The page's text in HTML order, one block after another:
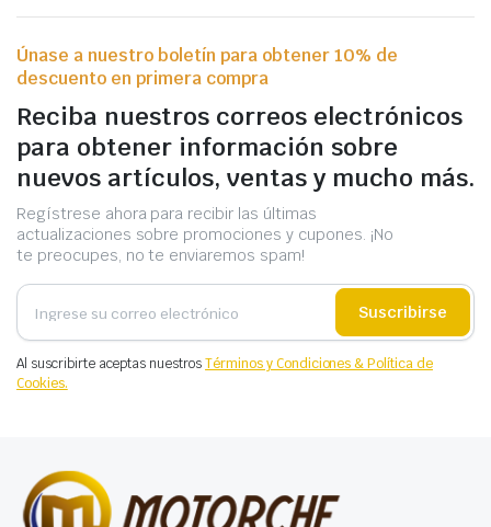
Únase a nuestro boletín para obtener 10% de
descuento en primera compra
Reciba nuestros correos electrónicos
para obtener información sobre
nuevos artículos, ventas y mucho más.
Regístrese ahora para recibir las últimas
actualizaciones sobre promociones y cupones. ¡No
te preocupes, no te enviaremos spam!
Suscribirse
Al suscribirte aceptas nuestrosTérminos y Condiciones & Política de
Cookies.